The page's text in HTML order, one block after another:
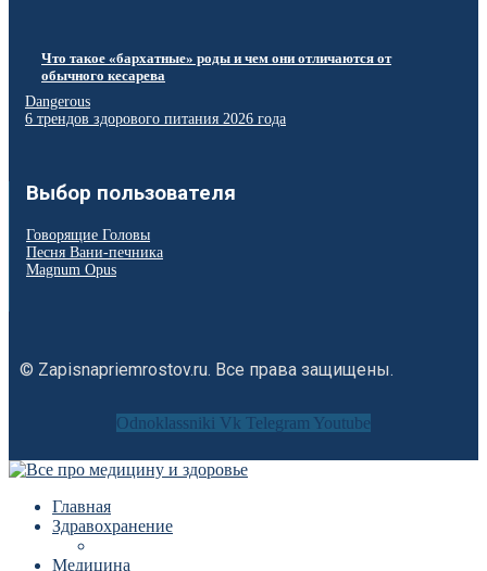
Что такое «бархатные» роды и чем они отличаются от
обычного кесарева
Dangerous
6 трендов здорового питания 2026 года
Выбор пользователя
Говорящие Головы
Песня Вани-печника
Magnum Opus
© Zapisnapriemrostov.ru. Все права защищены.
Odnoklassniki Vk Telegram Youtube
Главная
Здравохранение
Медицина